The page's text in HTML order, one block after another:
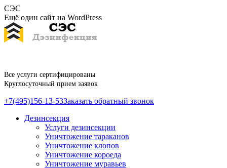
Перейти
к
содержанию
СЭС
Ещё один сайт на WordPress
Все услуги сертифицированы
Круглосуточный прием заявок
+7(495)156-13-53Заказать обратный звонок
Дезинсекция
Услуги дезинсекции
Уничтожение тараканов
Уничтожение клопов
Уничтожение короеда
Уничтожение муравьев